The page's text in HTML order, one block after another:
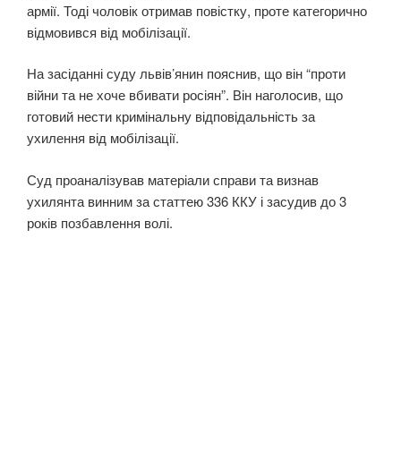
армії. Тоді чоловік отримав повістку, проте категорично
відмовився від мобілізації.
На засіданні суду львів’янин пояснив, що він “проти
війни та не хоче вбивати росіян”. Він наголосив, що
готовий нести кримінальну відповідальність за
ухилення від мобілізації.
Суд проаналізував матеріали справи та визнав
ухилянта винним за статтею 336 ККУ і засудив до 3
років позбавлення волі.